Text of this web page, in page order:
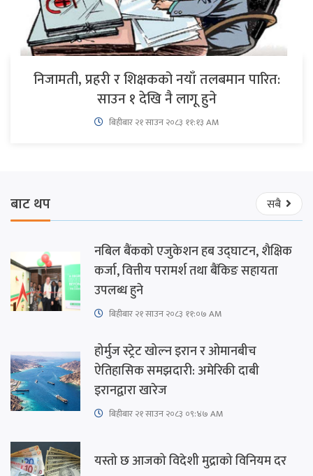
निजामती, प्रहरी र शिक्षकको नयाँ तलबमान पारित:
साउन १ देखि नै लागू हुने
बिहीबार २१ साउन २०८३ ११:१३ AM
बाट थप सबै
नबिल बैंकको एजुकेशन हब उद्घाटन, शैक्षिक
कर्जा, वित्तीय परामर्श तथा बैंकिङ सहायता
उपलब्ध हुने
बिहीबार २१ साउन २०८३ ११:०७ AM
होर्मुज स्ट्रेट खोल्न इरान र ओमानबीच
ऐतिहासिक समझदारी: अमेरिकी दाबी
इरानद्वारा खारेज
बिहीबार २१ साउन २०८३ ०९:४७ AM
यस्तो छ आजको विदेशी मुद्राको विनियम दर